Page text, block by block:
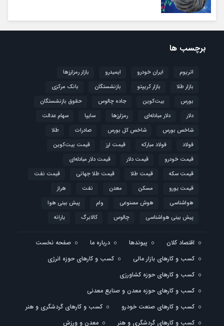
برچسب ها
اتریوم ایران خودرو ایمیدرو
بازار رمزارزها
بازار طلا
بازار کریپتو بازنشستگان
بانک مرکزی
بورس
بیت‌کوین جاده چالوس
حقوق بازنشستگان
دلار
دلار مبادله‌ای رمزارزها سایپا
سهام عدالت
شاخص بورس
شاخص کل بورس صادرات
طلا
فولاد
فولاد مبارکه قیمت ارز
قیمت بیت‌کوین
قیمت خودرو
قیمت دلار
قیمت دلار مبادله‌ای
قیمت سکه
قیمت طلا قیمت طلا جهانی
قیمت نفت
قیمت یورو
مسکن معدن نفت
هراز
هواشناسی
هوش مصنوعی وام
پیش بینی هوا
پیش بینی هواشناسی
چالوس کالابرگ یارانه
اقتصاد کلان پیوندها درباره ما
صفحه نخست
کسب و کارهای بازار مالی
کسب و کارهای حوزه انرژی
کسب و کارهای حوزه کشاورزی
کسب و کارهای حوزه معدن و صنایع معدنی
کسب و کارهای صنعت خودرو
کسب و کارهای گردشگری و هنر
کسب و کارهای گردشگری و هنر
معدن و ورزش